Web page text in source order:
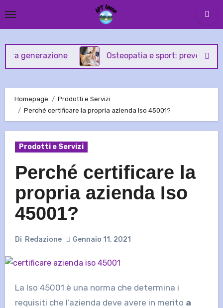
to
Osteopatia e sport: prevenzione e
Homepage
Prodotti e Servizi
Perché certificare la propria azienda Iso 45001?
Prodotti e Servizi
Perché certificare la
propria azienda Iso
45001?
Di Redazione Gennaio 11, 2021
La Iso 45001 è una norma che determina i
requisiti che l’azienda deve avere in merito a